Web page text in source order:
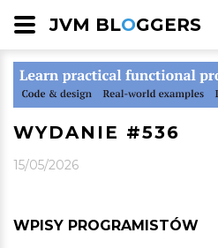
JVM BLOGGERS
WYDANIE #536
15/05/2026
WPISY PROGRAMISTÓW